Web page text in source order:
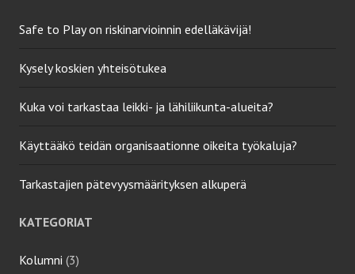
Safe to Play on riskinarvioinnin edelläkävijä!
Kysely koskien yhteisötukea
Kuka voi tarkastaa leikki- ja lähiliikunta-alueita?
Käyttääkö teidän organisaationne oikeita työkaluja?
Tarkastajien pätevyysmäärityksen alkuperä
KATEGORIAT
Kolumni (3)